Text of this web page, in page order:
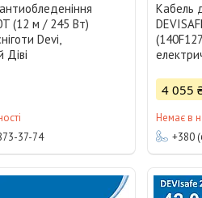
(12 м / 245 Вт)
Devi,
Діві
37-74
Кабель
4 055
Немає в
+380